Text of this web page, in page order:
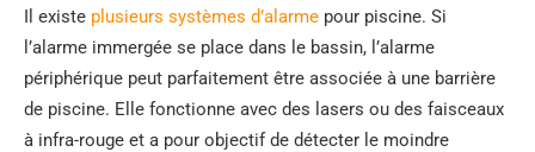
Il existe plusieurs systèmes d’alarme pour piscine. Si
l’alarme immergée se place dans le bassin, l’alarme
périphérique peut parfaitement être associée à une barrière
de piscine. Elle fonctionne avec des lasers ou des faisceaux
à infra-rouge et a pour objectif de détecter le moindre